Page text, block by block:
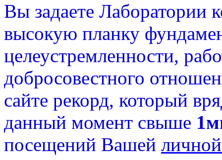
Вы задаете Лаборатории
высокую планку
целеустремленности,
добросовестного
сайте рекорд, который
данный момент свыше
посещений Вашей